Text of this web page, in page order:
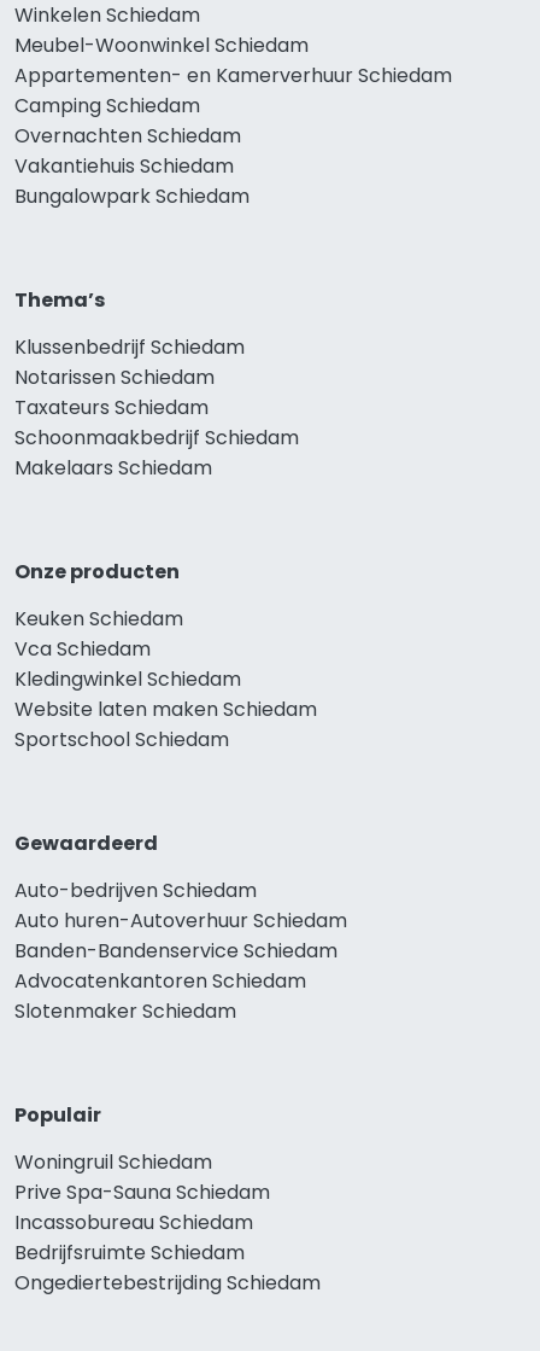
Winkelen Schiedam
Meubel-Woonwinkel Schiedam
Appartementen- en Kamerverhuur Schiedam
Camping Schiedam
Overnachten Schiedam
Vakantiehuis Schiedam
Bungalowpark Schiedam
Thema’s
Klussenbedrijf Schiedam
Notarissen Schiedam
Taxateurs Schiedam
Schoonmaakbedrijf Schiedam
Makelaars Schiedam
Onze producten
Keuken Schiedam
Vca Schiedam
Kledingwinkel Schiedam
Website laten maken Schiedam
Sportschool Schiedam
Gewaardeerd
Auto-bedrijven Schiedam
Auto huren-Autoverhuur Schiedam
Banden-Bandenservice Schiedam
Advocatenkantoren Schiedam
Slotenmaker Schiedam
Populair
Woningruil Schiedam
Prive Spa-Sauna Schiedam
Incassobureau Schiedam
Bedrijfsruimte Schiedam
Ongediertebestrijding Schiedam